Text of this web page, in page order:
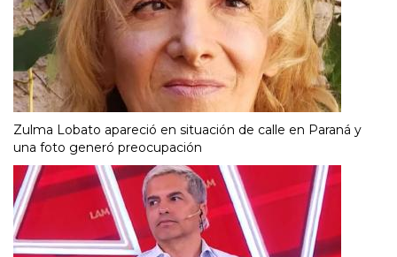
Zulma Lobato apareció en situación de calle en Paraná y
una foto generó preocupación